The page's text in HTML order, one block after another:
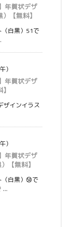
年賀状デザ
【無料】
（白黒）51で
）
年賀状デザ
ザインイラス
）
年賀状デザ
【無料】
（白黒）㊿で
...